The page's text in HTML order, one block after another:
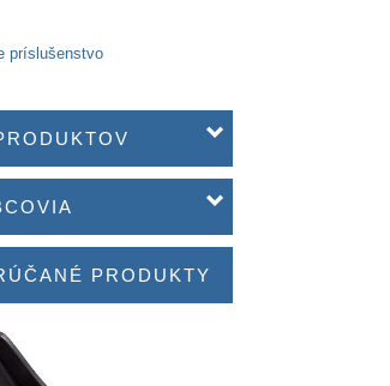
príslušenstvo
PRODUKTY